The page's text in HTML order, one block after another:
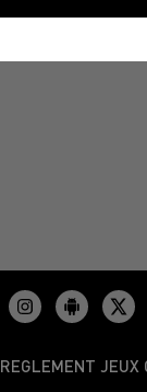
REGLEMENT JEUX